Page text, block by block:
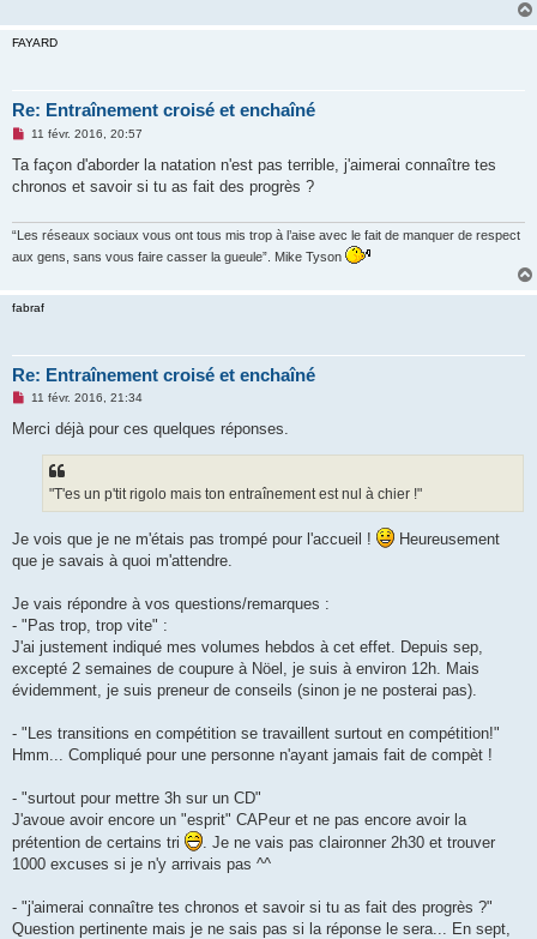
u
FAYARD
Re: Entraînement croisé et enchaîné
M
s
a
n
n
11 févr. 2016, 20:57
Ta façon d'aborder la natation n'est pas terrible, j'aimerai connaître tes
chronos et savoir si tu as fait des progrès ?
“Les réseaux sociaux vous ont tous mis trop à l’aise avec le fait de manquer de respect
aux gens, sans vous faire casser la gueule”. Mike Tyson
fabraf
Re: Entraînement croisé et enchaîné
M
s
l
11 févr. 2016, 21:34
Merci déjà pour ces quelques réponses.
"T'es un p'tit rigolo mais ton entraînement est nul à chier !"
Je vois que je ne m'étais pas trompé pour l'accueil !
Heureusement
que je savais à quoi m'attendre.
Je vais répondre à vos questions/remarques :
- "Pas trop, trop vite" :
J'ai justement indiqué mes volumes hebdos à cet effet. Depuis sep,
excepté 2 semaines de coupure à Nöel, je suis à environ 12h. Mais
évidemment, je suis preneur de conseils (sinon je ne posterai pas).
- "Les transitions en compétition se travaillent surtout en compétition!"
Hmm... Compliqué pour une personne n'ayant jamais fait de compèt !
- "surtout pour mettre 3h sur un CD"
J'avoue avoir encore un "esprit" CAPeur et ne pas encore avoir la
prétention de certains tri
. Je ne vais pas claironner 2h30 et trouver
1000 excuses si je n'y arrivais pas ^^
- "j'aimerai connaître tes chronos et savoir si tu as fait des progrès ?"
Question pertinente mais je ne sais pas si la réponse le sera... En sept,